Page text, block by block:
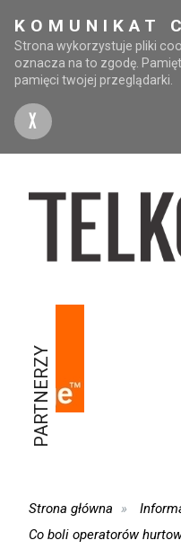
KOMUNIKAT
Strona wykorzystuje pliki
oznacza na to zgodę.
pamięci twojej przeglądarki.
X
PARTNERZY
Strona główna
Co boli operatorów